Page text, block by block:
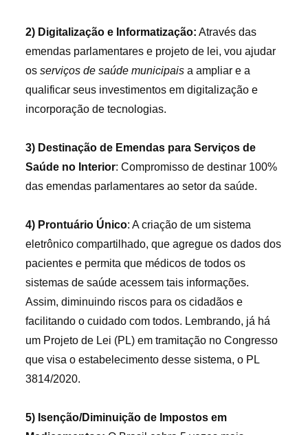
2) Digitalização e Informatização: Através das
emendas parlamentares e projeto de lei, vou ajudar
os serviços de saúde municipais a ampliar e a
qualificar seus investimentos em digitalização e
incorporação de tecnologias.
3) Destinação de Emendas para Serviços de
Saúde no Interior: Compromisso de destinar 100%
das emendas parlamentares ao setor da saúde.
4) Prontuário Único: A criação de um sistema
eletrônico compartilhado, que agregue os dados dos
pacientes e permita que médicos de todos os
sistemas de saúde acessem tais informações.
Assim, diminuindo riscos para os cidadãos e
facilitando o cuidado com todos. Lembrando, já há
um Projeto de Lei (PL) em tramitação no Congresso
que visa o estabelecimento desse sistema, o PL
3814/2020.
5) Isenção/Diminuição de Impostos em